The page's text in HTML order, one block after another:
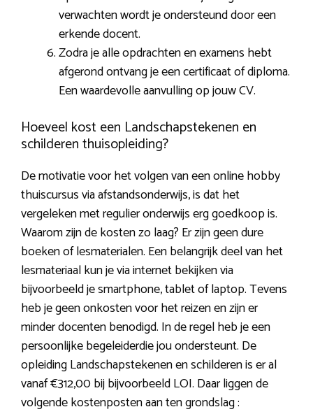
verwachten wordt je ondersteund door een
erkende docent.
Zodra je alle opdrachten en examens hebt
afgerond ontvang je een certificaat of diploma.
Een waardevolle aanvulling op jouw CV.
Hoeveel kost een Landschapstekenen en
schilderen thuisopleiding?
De motivatie voor het volgen van een online hobby
thuiscursus via afstandsonderwijs, is dat het
vergeleken met regulier onderwijs erg goedkoop is.
Waarom zijn de kosten zo laag? Er zijn geen dure
boeken of lesmaterialen. Een belangrijk deel van het
lesmateriaal kun je via internet bekijken via
bijvoorbeeld je smartphone, tablet of laptop. Tevens
heb je geen onkosten voor het reizen en zijn er
minder docenten benodigd. In de regel heb je een
persoonlijke begeleiderdie jou ondersteunt. De
opleiding Landschapstekenen en schilderen is er al
vanaf €312,00 bij bijvoorbeeld LOI. Daar liggen de
volgende kostenposten aan ten grondslag :